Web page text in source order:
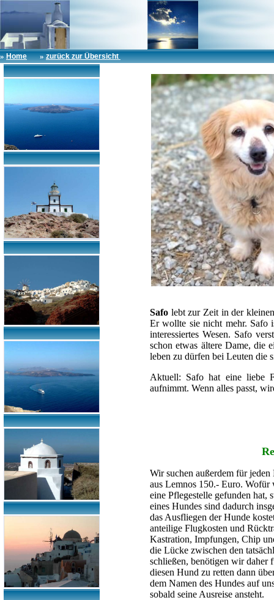
» Home »zurück zur Übersicht
Safo lebt zur Zeit in der
Er wollte sie nicht mehr. Safo
interessiertes Wesen. Safo
schon etwas ältere Dame, die
leben zu dürfen bei Leuten die
Aktuell: Safo hat eine liebe
aufnimmt. Wenn alles passt,
Wir suchen außerdem für
aus Lemnos 150.- Euro. Wofür
eine Pflegestelle gefunden hat,
eines Hundes sind dadurch
das Ausfliegen der Hunde
anteilige Flugkosten und
Kastration, Impfungen, Chip
die Lücke zwischen den
schließen, benötigen wir daher
diesen Hund zu retten dann
dem Namen des Hundes auf
sobald seine Ausreise ansteht.